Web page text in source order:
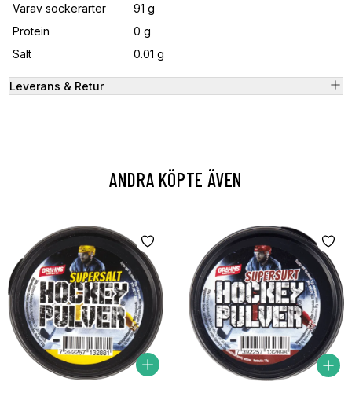
Varav sockerarter
91 g
Protein
0 g
Salt
0.01 g
Leverans & Retur
ANDRA KÖPTE ÄVEN